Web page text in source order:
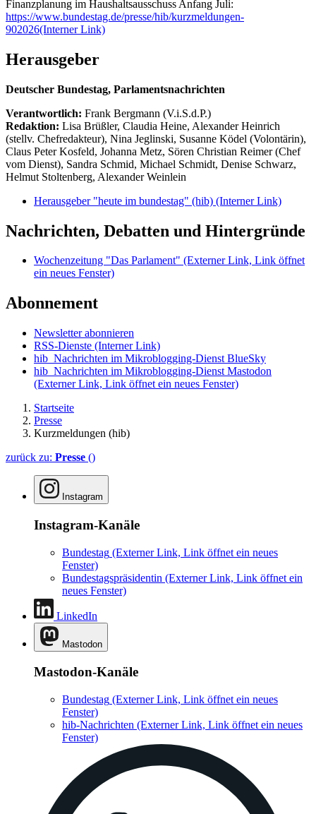
Finanzplanung im Haushaltsausschuss Anfang Juli:
https://www.bundestag.de/presse/hib/kurzmeldungen-
902026(Interner Link)
Herausgeber
Deutscher Bundestag, Parlamentsnachrichten
Verantwortlich: Frank Bergmann (V.i.S.d.P.)
Redaktion: Lisa Brüßler, Claudia Heine, Alexander Heinrich
(stellv. Chefredakteur), Nina Jeglinski, Susanne Ködel (Volontärin),
Claus Peter Kosfeld, Johanna Metz, Sören Christian Reimer (Chef
vom Dienst), Sandra Schmid, Michael Schmidt, Denise Schwarz,
Helmut Stoltenberg, Alexander Weinlein
Herausgeber "heute im bundestag" (hib) (Interner Link)
Nachrichten, Debatten und Hintergründe
Wochenzeitung "Das Parlament" (Externer Link, Link öffnet
ein neues Fenster)
Abonnement
Newsletter abonnieren
RSS-Dienste (Interner Link)
hib_Nachrichten im Mikroblogging-Dienst BlueSky
hib_Nachrichten im Mikroblogging-Dienst Mastodon
(Externer Link, Link öffnet ein neues Fenster)
Startseite
Presse
Kurzmeldungen (hib)
zurück zu: Presse ()
Instagram
Instagram-Kanäle
Bundestag (Externer Link, Link öffnet ein neues
Fenster)
Bundestagspräsidentin (Externer Link, Link öffnet ein
neues Fenster)
LinkedIn
Mastodon
Mastodon-Kanäle
Bundestag (Externer Link, Link öffnet ein neues
Fenster)
hib-Nachrichten (Externer Link, Link öffnet ein neues
Fenster)